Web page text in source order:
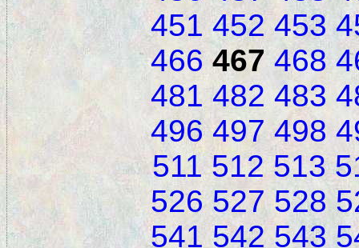
451 452 453
466 467 468
481 482 483
496 497 498
511 512 513
526 527 528
541 542 543